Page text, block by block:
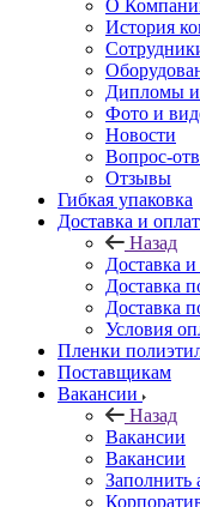
О
История
Дипломы и
Фото и
Новости
Вопрос-
Отзывы
Гибкая упаковка
Доставка и
Назад
Доставка и
Доставка
Доставка
Условия
Пленки
Поставщикам
Вакансии
Назад
Вакансии
Вакансии
Заполнить